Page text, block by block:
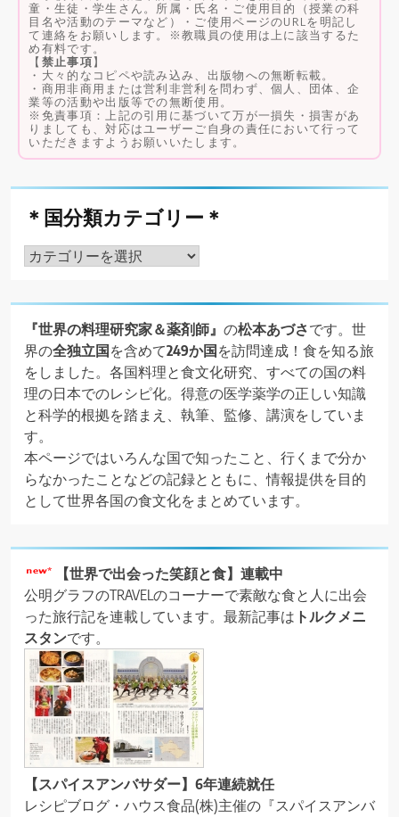
童・生徒・学生さん。所属・氏名・ご使用目的（授業の科
目名や活動のテーマなど）・ご使用ページのURLを明記し
て連絡をお願いします。※教職員の使用は上に該当するた
め有料です。
【 禁止事項】
・大々的なコピペや読み込み、出版物への無断転載。
・商用非商用または営利非営利を問わず、個人、団体、企
業等の活動や出版等での無断使用。
※免責事項：上記の引用に基づいて万が一損失・損害があ
りましても、対応はユーザーご自身の責任において行って
いただきますようお願いいたします。
＊国分類カテゴリー＊
＊
分
類
カ
テ
ゴ
リ
ー
＊
『世界の料理研究家＆薬剤師』 の松本あづさです。世
界の全独立国 を含めて249か国 を訪問達成！食を知る旅
をしました。各国料理と食文化研究、すべての国の料
理の日本でのレシピ化。得意の医学薬学の正しい知識
と科学的根拠を踏まえ、執筆、監修、講演をしていま
す。
本ページではいろんな国で知ったこと、行くまで分か
らなかったことなどの記録とともに、情報提供を目的
として世界各国の食文化をまとめています。
【世界で出会った笑顔と食】連載中
公明グラフのTRAVELのコーナーで素敵な食と人に出会
った旅行記を連載しています。最新記事は トルクメニ
スタンです。
【スパイスアンバサダー】6年連続就任
レシピブログ・ハウス食品(株)主催の『スパイスアンバ